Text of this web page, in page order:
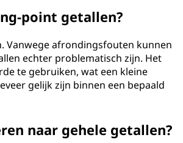
point getallen?
Vanwege afrondingsfouten kunnen
echter problematisch zijn. Het
te gebruiken, wat een kleine
gelijk zijn binnen een bepaald
naar gehele getallen?